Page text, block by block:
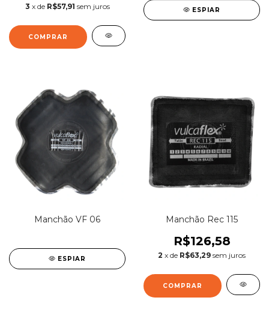
3 x de R$57,91 sem juros ESPIAR
Manchão VF 06
ESPIAR
Manchão Rec 115
R$126,58
2 x de R$63,29 sem juros